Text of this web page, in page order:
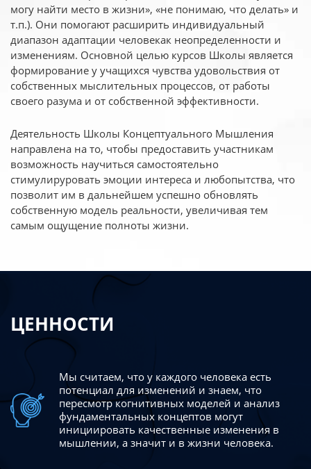
могу найти место в жизни», «не понимаю, что делать» и
т.п.). Они помогают расширить индивидуальный
диапазон адаптации человекак неопределенности и
изменениям. Основной целью курсов Школы является
формирование у учащихся чувства удовольствия от
собственных мыслительных процессов, от работы
своего разума и от собственной эффективности.
Деятельность Школы Концептуального Мышления
направлена на то, чтобы предоставить участникам
возможность научиться самостоятельно
стимулируровать эмоции интереса и любопытства, что
позволит им в дальнейшем успешно обновлять
собственную модель реальности, увеличивая тем
самым ощущение полноты жизни.
ЦЕННОСТИ
Мы считаем, что у каждого человека есть
потенциал для изменений и знаем, что
пересмотр когнитивных моделей и анализ
фундаментальных концептов могут
инициировать качественные изменения в
мышлении, а значит и в жизни человека.